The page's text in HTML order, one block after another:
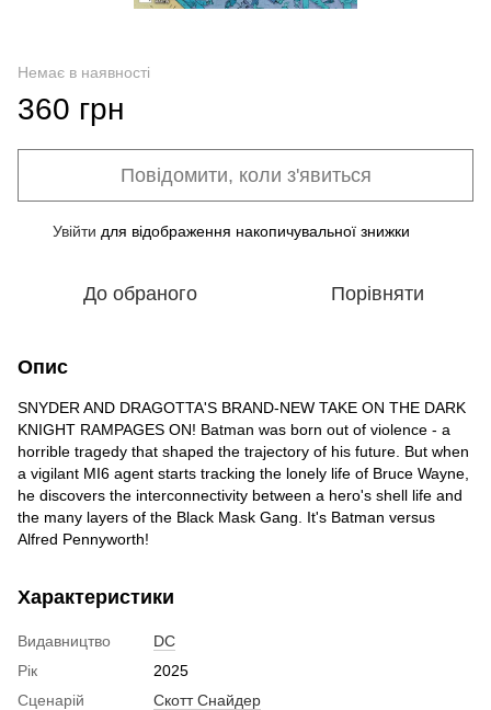
Немає в наявності
360 грн
Повідомити, коли з'явиться
Увійти для відображення накопичувальної знижки
До обраного Порівняти
Опис
SNYDER AND DRAGOTTA'S BRAND-NEW TAKE ON THE DARK
KNIGHT RAMPAGES ON! Batman was born out of violence - a
horrible tragedy that shaped the trajectory of his future. But when
a vigilant MI6 agent starts tracking the lonely life of Bruce Wayne,
he discovers the interconnectivity between a hero's shell life and
the many layers of the Black Mask Gang. It's Batman versus
Alfred Pennyworth!
Характеристики
Видавництво
DC
Рік
2025
Сценарій
Скотт Снайдер